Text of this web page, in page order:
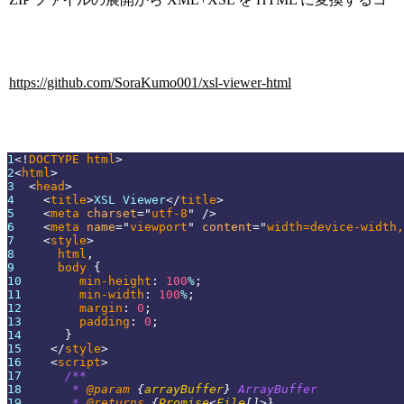
https://github.com/SoraKumo001/xsl-viewer-html
1<! DOCTYPE html>
2<html>
3
<head>
4
<title>XSL Viewer</title>
5
<meta charset=" utf-8 "
/>
6
<meta name="viewport " content="width=device-
7
<style>
8
html ,
9
      body
{
10
min-height : 100% ;
11
min-width : 100% ;
12
margin : 0 ;
13
padding : 0 ;
14
}
15
</style>
16
<script>
17
/**
18
       *
@param {arrayBuffer}
ArrayBuffer